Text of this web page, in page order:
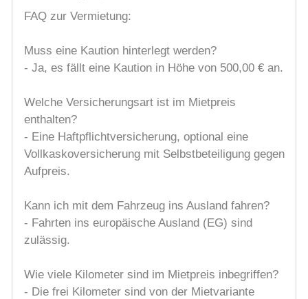
FAQ zur Vermietung:
Muss eine Kaution hinterlegt werden?
- Ja, es fällt eine Kaution in Höhe von 500,00 € an.
Welche Versicherungsart ist im Mietpreis
enthalten?
- Eine Haftpflichtversicherung, optional eine
Vollkaskoversicherung mit Selbstbeteiligung gegen
Aufpreis.
Kann ich mit dem Fahrzeug ins Ausland fahren?
- Fahrten ins europäische Ausland (EG) sind
zulässig.
Wie viele Kilometer sind im Mietpreis inbegriffen?
- Die frei Kilometer sind von der Mietvariante